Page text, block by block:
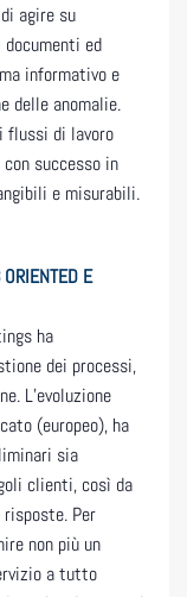
agire su
documenti ed
informativo e
delle anomalie.
flussi di lavoro
successo in
e misurabili.
E
ha
dei processi,
L’evoluzione
(europeo), ha
sia
clienti, così da
Per
non più un
a tutto